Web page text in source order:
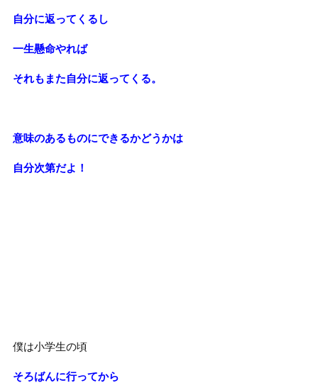
自分に返ってくるし
一生懸命やれば
それもまた自分に返ってくる。
意味のあるものにできるかどうかは
自分次第だよ！
僕は小学生の頃
そろばんに行ってから